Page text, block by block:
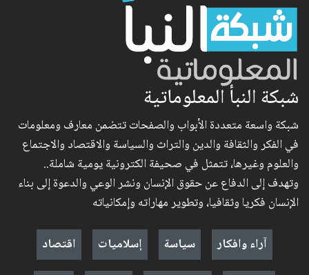
شبكة النبأ المعلوماتية
شبكة واسعة متعددة الأبواب والصفحات تتضمن معارف ومعلومات
في الفكر والثقافة والدين والتراث والسياسة والاقتصاد والاجتماع
والعلوم وغيرها، تتمثل في صحيفة الكترونية يومية شاملة..
وتهدف إلى الدفاع عن حقوق الإنسان ونشر الوعي والدعوة إلى بناء
الإنسان فكريا وثقافيا، وتطوير مهاراته وإمكانياته
آراء وافكار
سياسة إسلاميات
اقتصاد